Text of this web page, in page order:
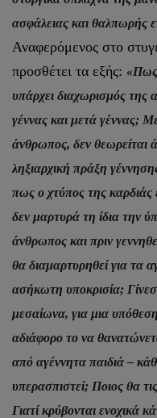
ασφάλειας και θαλπωρής
Αναφερόμενος στο
προσθέτει τα εξής: «Πως
υπάρχει διαχωρισμός της
γέννας και μετά γέννας;
άνθρωπος, δεν θεωρείται
ληξιαρχική πράξη
πως ο χτύπος της καρδιάς
δεν μαρτυρά τη ίδια την
άνθρωπος και πριν
θα διαμαρτυρηθεί για τα
ασήκωτη υποκρισία;
μεσαίωνα, για μια
αδιάφορο το να
από αγέννητα παιδιά –
υπερασπιστεί; Ποιος θα
Γιατί κρύβονται ενοχικά